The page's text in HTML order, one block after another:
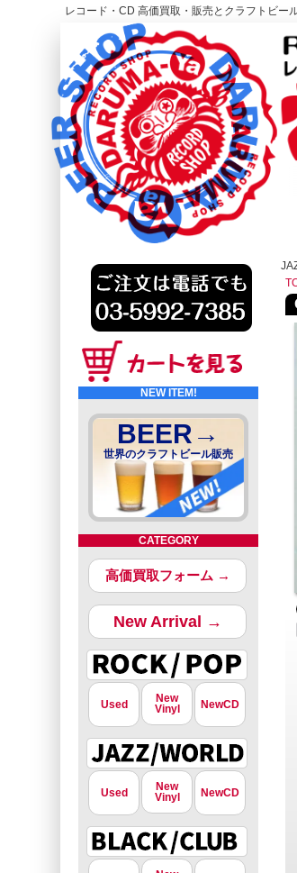
レコード・CD 高価買取・販売とクラフトビー
レコード高価買取はこちら
HOME
NEW ITEM!
BEER→
世界のクラフトビール販売
CATEGORY
高価買取フォーム →
New Arrival →
Used
New
Vinyl
NewCD
Used
New
Vinyl
NewCD